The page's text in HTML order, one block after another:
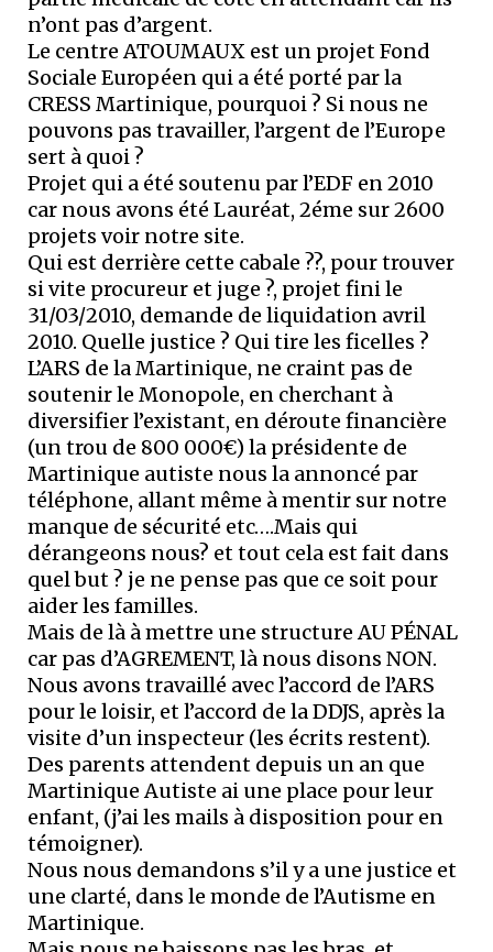
n’ont pas d’argent.
Le centre ATOUMAUX est un projet Fond
Sociale Européen qui a été porté par la
CRESS Martinique, pourquoi ? Si nous ne
pouvons pas travailler, l’argent de l’Europe
sert à quoi ?
Projet qui a été soutenu par l’EDF en 2010
car nous avons été Lauréat, 2éme sur 2600
projets voir notre site.
Qui est derrière cette cabale ??, pour trouver
si vite procureur et juge ?, projet fini le
31/03/2010, demande de liquidation avril
2010. Quelle justice ? Qui tire les ficelles ?
L’ARS de la Martinique, ne craint pas de
soutenir le Monopole, en cherchant à
diversifier l’existant, en déroute financière
(un trou de 800 000€) la présidente de
Martinique autiste nous la annoncé par
téléphone, allant même à mentir sur notre
manque de sécurité etc….Mais qui
dérangeons nous? et tout cela est fait dans
quel but ? je ne pense pas que ce soit pour
aider les familles.
Mais de là à mettre une structure AU PÉNAL
car pas d’AGREMENT, là nous disons NON.
Nous avons travaillé avec l’accord de l’ARS
pour le loisir, et l’accord de la DDJS, après la
visite d’un inspecteur (les écrits restent).
Des parents attendent depuis un an que
Martinique Autiste ai une place pour leur
enfant, (j’ai les mails à disposition pour en
témoigner).
Nous nous demandons s’il y a une justice et
une clarté, dans le monde de l’Autisme en
Martinique.